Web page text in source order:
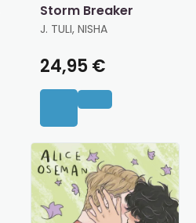
Storm Breaker
J. TULI, NISHA
24,95 €